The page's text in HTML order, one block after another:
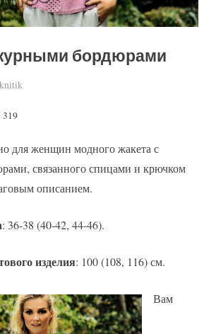
бордюрами
By
knitik
319
для женщин модного жакета с
связанного спицами и крючком
описанием.
: 36-38 (40-42, 44-46).
изделия: 100 (108, 116) см.
Вам